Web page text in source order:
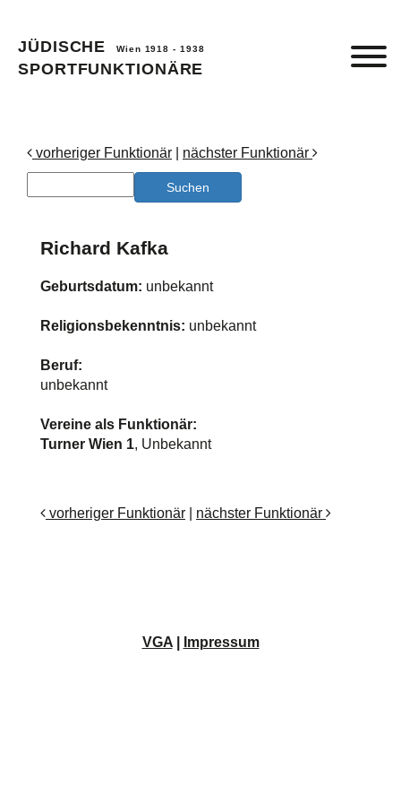
JÜDISCHE Wien 1918 - 1938
SPORTFUNKTIONÄRE
vorheriger Funktionär nächster Funktionär
Richard Kafka
Geburtsdatum: unbekannt
Religionsbekenntnis: unbekannt
Beruf:
unbekannt
Vereine als Funktionär:
Turner Wien 1, Unbekannt
vorheriger Funktionär nächster Funktionär
VGA| Impressum